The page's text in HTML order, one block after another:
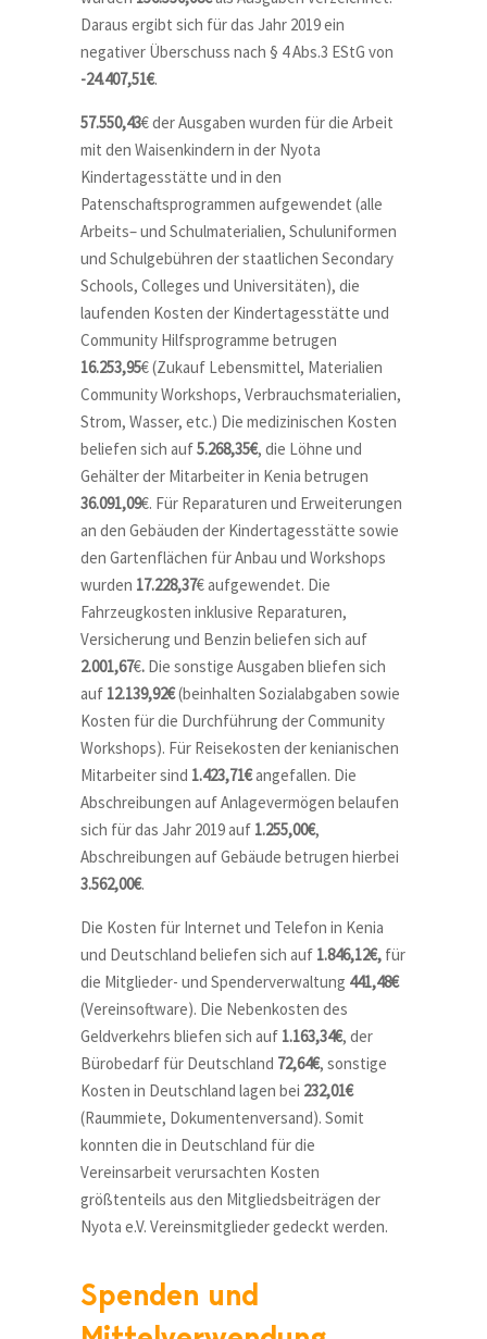
Daraus ergibt sich für das Jahr 2019 ein
negativer Überschuss nach § 4 Abs.3 EStG von
-24.407,51€.
57.550,43€der Ausgaben wurden für die Arbeit
mit den Waisenkindern in der Nyota
Kindertagesstätte und in den
Patenschaftsprogrammen aufgewendet (alle
Arbeits– und Schulmaterialien, Schuluniformen
und Schulgebühren der staatlichen Secondary
Schools, Colleges und Universitäten), die
laufenden Kosten der Kindertagesstätte und
Community Hilfsprogramme betrugen
16.253,95€ (Zukauf Lebensmittel, Materialien
Community Workshops, Verbrauchsmaterialien,
Strom, Wasser, etc.) Die medizinischen Kosten
beliefen sich auf5.268,35€, die Löhne und
Gehälter der Mitarbeiter in Kenia betrugen
36.091,09€. Für Reparaturen und Erweiterungen
an den Gebäuden der Kindertagesstätte sowie
den Gartenflächen für Anbau und Workshops
wurden 17.228,37€ aufgewendet. Die
Fahrzeugkosten inklusive Reparaturen,
Versicherung und Benzin beliefen sich auf
2.001,67€. Die sonstige Ausgaben bliefen sich
auf 12.139,92€(beinhalten Sozialabgaben sowie
Kosten für die Durchführung der Community
Workshops). Für Reisekosten der kenianischen
Mitarbeiter sind 1.423,71€angefallen. Die
Abschreibungen auf Anlagevermögen belaufen
sich für das Jahr 2019 auf 1.255,00€,
Abschreibungen auf Gebäude betrugen hierbei
3.562,00€.
Die Kosten für Internet und Telefon in Kenia
und Deutschland beliefen sich auf 1.846,12€, für
die Mitglieder- und Spenderverwaltung 441,48€
(Vereinsoftware). Die Nebenkosten des
Geldverkehrs bliefen sich auf 1.163,34€, der
Bürobedarf für Deutschland 72,64€, sonstige
Kosten in Deutschland lagen bei 232,01€
(Raummiete, Dokumentenversand). Somit
konnten die in Deutschland für die
Vereinsarbeit verursachten Kosten
größtenteils aus den Mitgliedsbeiträgen der
Nyota e.V. Vereinsmitglieder gedeckt werden.
Spenden und